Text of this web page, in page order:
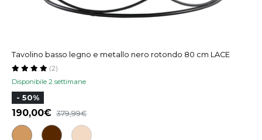
Tavolino basso legno e metallo nero rotondo 80 cm LACE
Disponibile 2 settimane
(2)
- 50%
190,00 379,99